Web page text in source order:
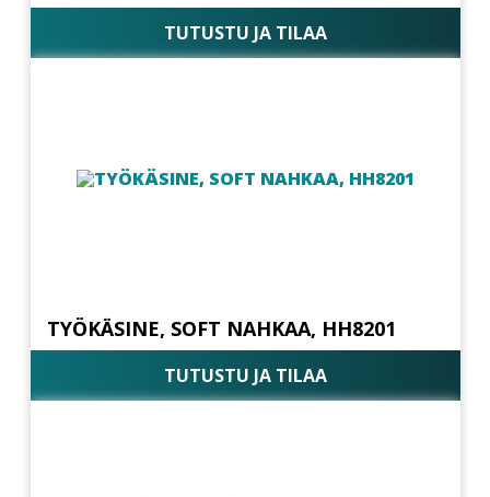
TUTUSTU JA TILAA
TYÖKÄSINE, SOFT NAHKAA, HH8201
TUTUSTU JA TILAA